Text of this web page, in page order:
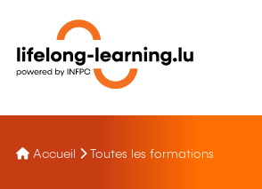
Accueil Toutes les formations